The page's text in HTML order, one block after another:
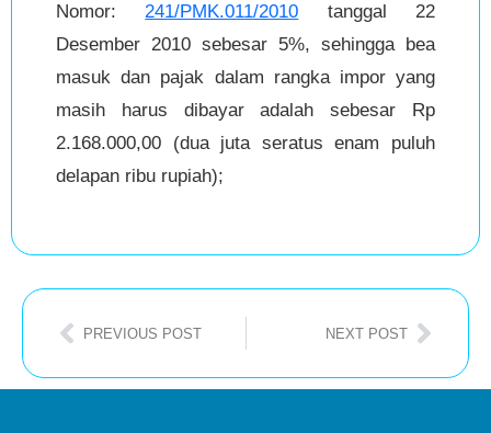
Nomor:241/PMK.011/2010 tanggal 22
Desember 2010 sebesar 5%, sehingga bea
masuk dan pajak dalam rangka impor yang
masih harus dibayar adalah sebesar Rp
2.168.000,00 (dua juta seratus enam puluh
delapan ribu rupiah);
PREVIOUS POST NEXT POST